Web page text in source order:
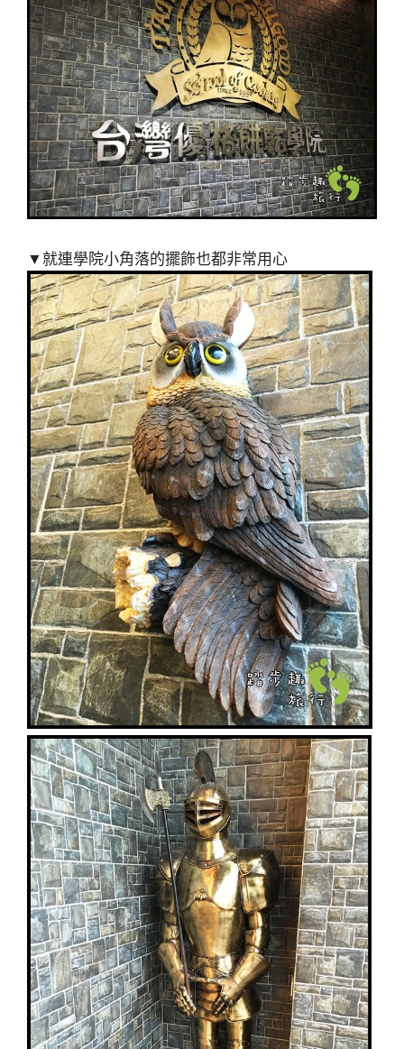
▼就連學院小角落的擺飾也都非常用心